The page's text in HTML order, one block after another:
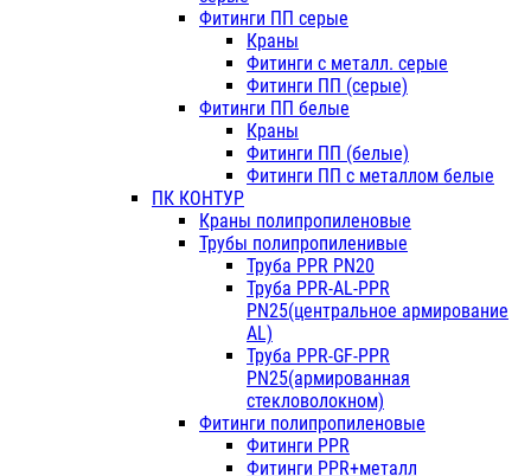
Фитинги ПП серые
Краны
Фитинги с металл. серые
Фитинги ПП (серые)
Фитинги ПП белые
Краны
Фитинги ПП (белые)
Фитинги ПП с металлом белые
ПК КОНТУР
Краны полипропиленовые
Трубы полипропиленивые
Труба PPR PN20
Труба PPR-AL-PPR
PN25(центральное армирование
AL)
Труба PPR-GF-PPR
PN25(армированная
стекловолокном)
Фитинги полипропиленовые
Фитинги PPR
Фитинги PPR+металл